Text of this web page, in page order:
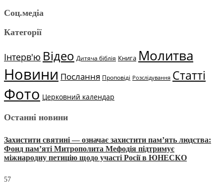
Соц.медіа
Категорії
Інтерв'ю Відео Дитяча біблія Книга Молитва
Новини Послання Проповіді Розслідування Статті
Фото Церковний календар
Останні новини
Захистити святині — означає захистити пам’ять людства:
Фонд пам’яті Митрополита Мефодія підтримує
міжнародну петицію щодо участі Росії в ЮНЕСКО
57